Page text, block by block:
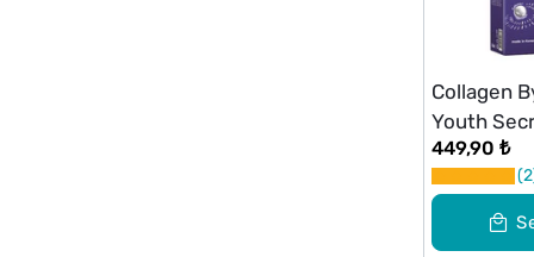
Collagen
Youth
Kremi 50 ml
449,90 ₺
2